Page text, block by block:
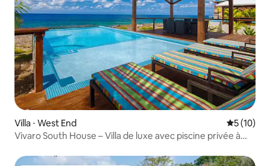
Villa ⋅ West End
5 (10)
Vivaro South House – Villa de luxe avec piscine privée à